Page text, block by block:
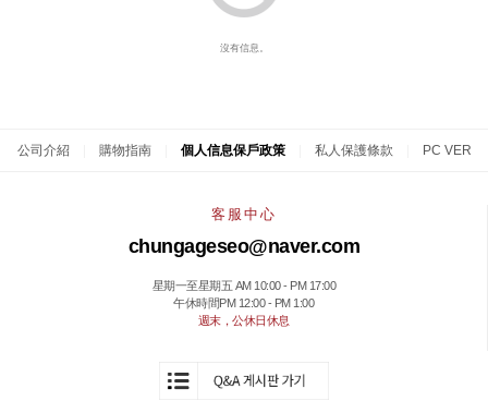
沒有信息。
公司介紹 購物指南 個人信息保戶政策 私人保護條款 PC VER
客服中心
chungageseo@naver.com
星期一至星期五 AM 10:00 - PM 17:00
午休時間PM 12:00 - PM 1:00
週末，公休日休息